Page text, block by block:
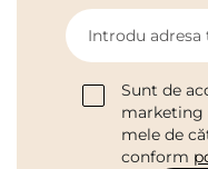
Introdu adresa
Sunt de
marketing
mele de
conform